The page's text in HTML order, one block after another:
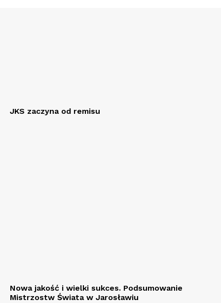
JKS zaczyna od remisu
Nowa jakość i wielki sukces. Podsumowanie
Mistrzostw Świata w Jarosławiu